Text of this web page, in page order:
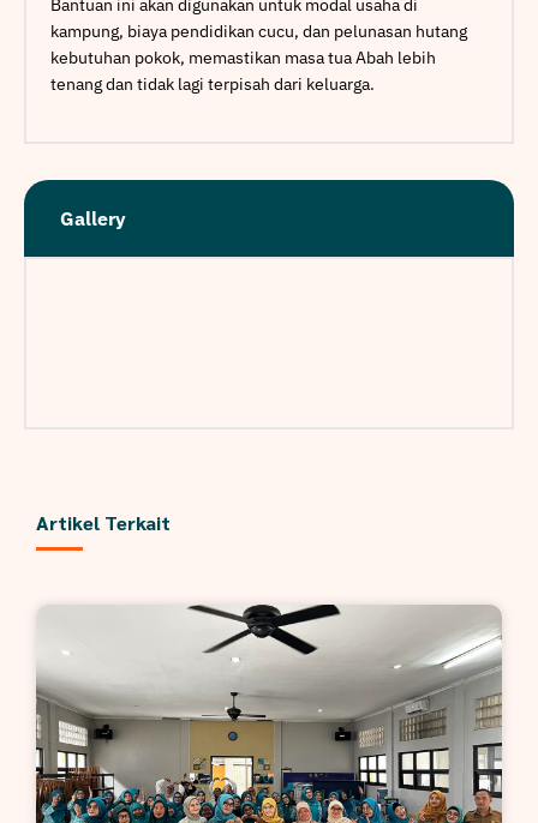
kampung, biaya pendidikan cucu, dan pelunasan hutang
kebutuhan pokok, memastikan masa tua Abah lebih
tenang dan tidak lagi terpisah dari keluarga.
Gallery
Artikel Terkait